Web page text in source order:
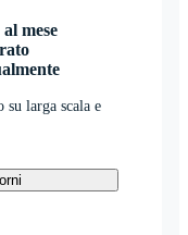
mese
su larga scala e